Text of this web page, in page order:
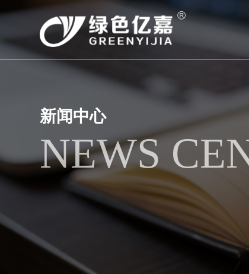
新闻中心
NEWS